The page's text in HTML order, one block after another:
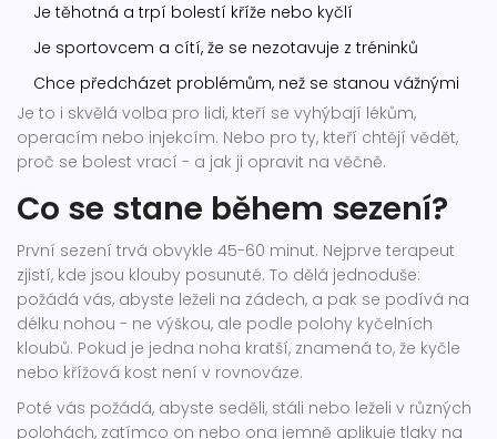
Je těhotná a trpí bolestí kříže nebo kyčlí
Je sportovcem a cítí, že se nezotavuje z tréninků
Chce předcházet problémům, než se stanou vážnými
Je to i skvělá volba pro lidi, kteří se vyhýbají lékům,
operacím nebo injekcím. Nebo pro ty, kteří chtějí vědět,
proč se bolest vrací - a jak ji opravit na věčně.
Co se stane během sezení?
První sezení trvá obvykle 45-60 minut. Nejprve terapeut
zjistí, kde jsou klouby posunuté. To dělá jednoduše:
požádá vás, abyste leželi na zádech, a pak se podívá na
délku nohou - ne výškou, ale podle polohy kyčelních
kloubů. Pokud je jedna noha kratší, znamená to, že kyčle
nebo křížová kost není v rovnováze.
Poté vás požádá, abyste seděli, stáli nebo leželi v různých
polohách, zatímco on nebo ona jemně aplikuje tlaky na